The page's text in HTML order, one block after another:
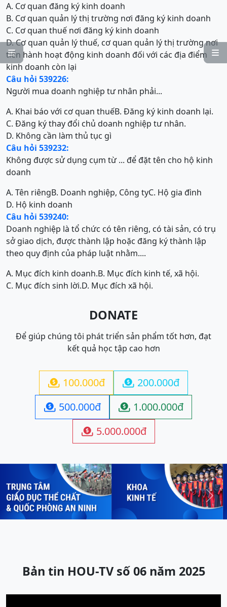


A. Cơ quan đăng ký kinh doanh
B. Cơ quan quản lý thị trường nơi đăng ký kinh doanh
C. Cơ quan thuế nơi đăng ký kinh doanh
D. Cơ quan quản lý thuế, cơ quan quản lý thị trường nơi
tiến hành hoạt động kinh doanh đối với các địa điểm
kinh doanh còn lại
Câu hỏi 539226:
Người mua doanh nghiệp tư nhân phải...
A. Khai báo với cơ quan thuếB. Đăng ký kinh doanh lại.
C. Đăng ký thay đổi chủ doanh nghiệp tư nhân.
D. Không cần làm thủ tục gì
Câu hỏi 539232:
Không được sử dụng cụm từ ... để đặt tên cho hộ kinh
doanh
A. Tên riêngB. Doanh nghiệp, Công tyC. Hộ gia đình
D. Hộ kinh doanh
Câu hỏi 539240:
Doanh nghiệp là tổ chức có tên riêng, có tài sản, có trụ
sở giao dịch, được thành lập hoặc đăng ký thành lập
theo quy định của pháp luật nhằm....
A. Mục đích kinh doanh.B. Mục đích kinh tế, xã hội.
C. Mục đích sinh lời.D. Mục đích xã hội.
DONATE
Để giúp chúng tôi phát triển sản phẩm tốt hơn, đạt
kết quả học tập cao hơn
 100.000đ  200.000đ
 500.000đ  1.000.000đ
 5.000.000đ
Previous Next
Bản tin HOU-TV số 06 năm 2025